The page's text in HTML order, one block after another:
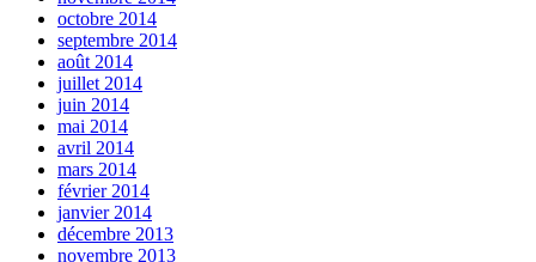
octobre 2014
septembre 2014
août 2014
juillet 2014
juin 2014
mai 2014
avril 2014
mars 2014
février 2014
janvier 2014
décembre 2013
novembre 2013